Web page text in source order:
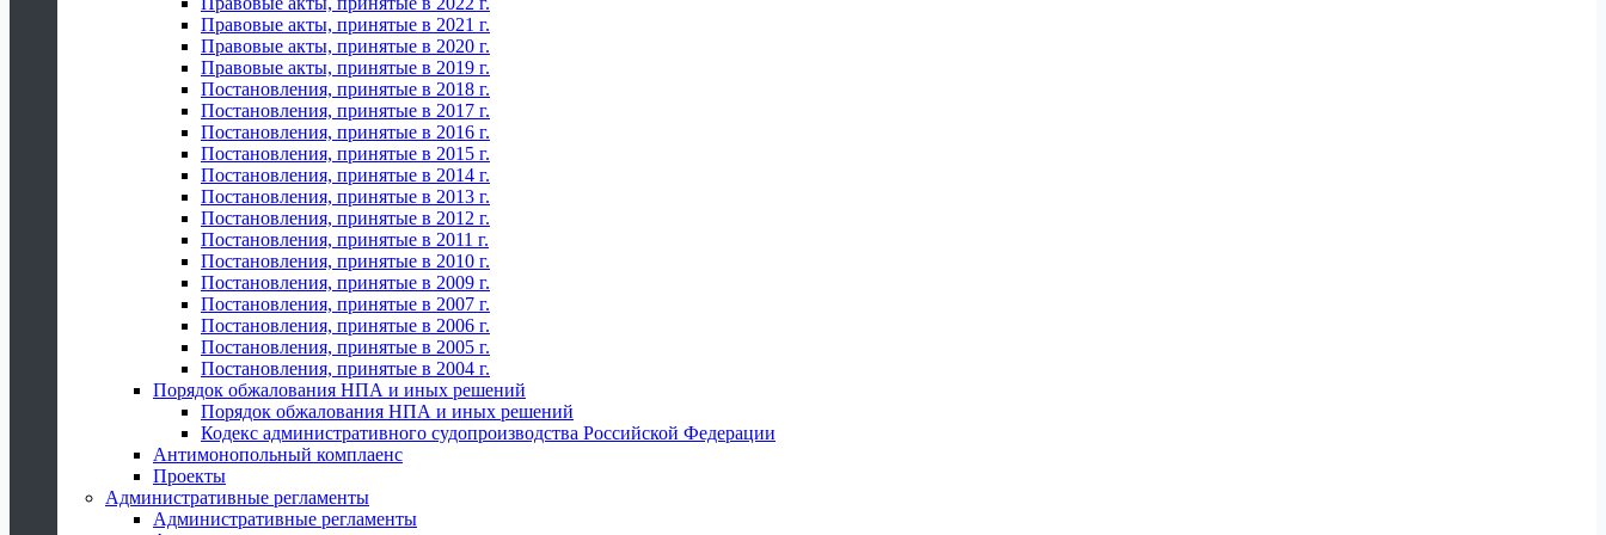
Правовые акты, принятые в 2021 г.
Правовые акты, принятые в 2020 г.
Правовые акты, принятые в 2019 г.
Постановления, принятые в 2018 г.
Постановления, принятые в 2017 г.
Постановления, принятые в 2016 г.
Постановления, принятые в 2015 г.
Постановления, принятые в 2014 г.
Постановления, принятые в 2013 г.
Постановления, принятые в 2012 г.
Постановления, принятые в 2011 г.
Постановления, принятые в 2010 г.
Постановления, принятые в 2009 г.
Постановления, принятые в 2007 г.
Постановления, принятые в 2006 г.
Постановления, принятые в 2005 г.
Постановления, принятые в 2004 г.
Порядок обжалования НПА и иных решений
Порядок обжалования НПА и иных решений
Кодекс административного судопроизводства Российской Федерации
Антимонопольный комплаенс
Проекты
Административные регламенты
Административные регламенты